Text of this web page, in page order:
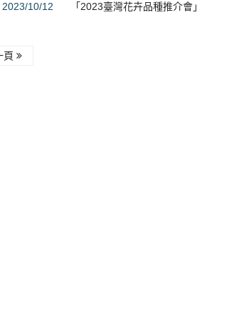
2023/10/12 「2023臺灣花卉品種推介會」
頁